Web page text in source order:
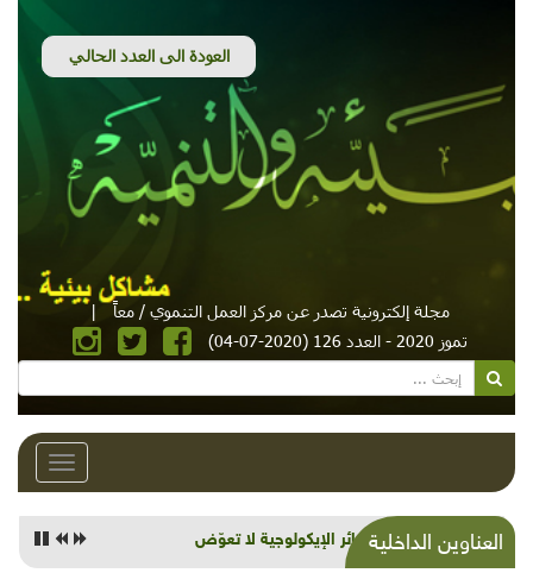
مجلة إلكترونية تصدر عن مركز العمل التنموي / معاً
|
تموز 2020 - العدد 126 (2020-07-04)
Toggle
العناوين الداخليةالخسائر الإيكولوجية لا تعوّض